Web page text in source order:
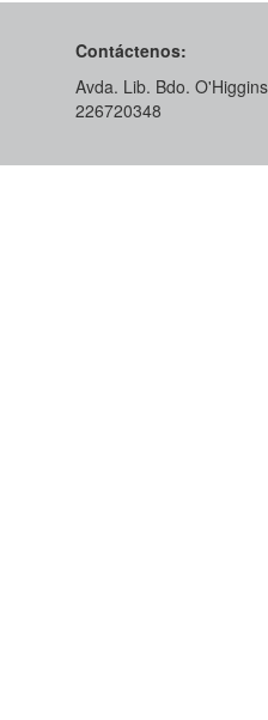
Contáctenos:
Avda. Lib. Bdo.
226720348